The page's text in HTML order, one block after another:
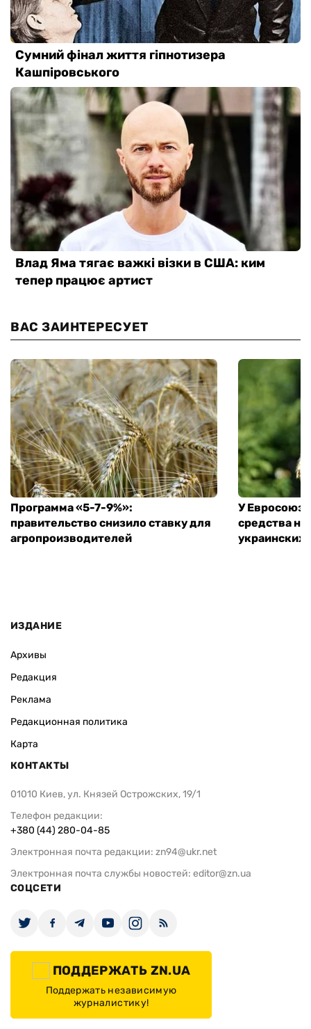
ВАС ЗАИНТЕРЕСУЕТ
Программа «5-7-9%»:
правительство снизило ставку для
агропроизводителей
У
средства
ИЗДАНИЕ
Архивы
Редакция
Реклама
Редакционная политика
Карта
КОНТАКТЫ
01010 Киев, ул. Князей Острожских, 19/1
Телефон редакции:
+380 (44) 280-04-85
Электронная почта редакции: zn94@ukr.net
Электронная почта службы новостей: editor@zn.ua
СОЦСЕТИ
ПОДДЕРЖАТЬ ZN.UA
Поддержать независимую
журналистику!